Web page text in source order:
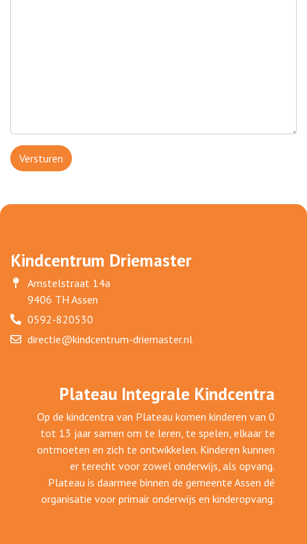
Versturen
Kindcentrum Driemaster
Amstelstraat 14a
9406 TH Assen
0592-820530
directie@kindcentrum-driemaster.nl
Plateau Integrale Kindcentra
Op de kindcentra van Plateau komen kinderen van 0
tot 13 jaar samen om te leren, te spelen, elkaar te
ontmoeten en zich te ontwikkelen. Kinderen kunnen
er terecht voor zowel onderwijs, als opvang.
Plateau is daarmee binnen de gemeente Assen dé
organisatie voor primair onderwijs en kinderopvang.